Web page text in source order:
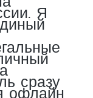
Я
сразу